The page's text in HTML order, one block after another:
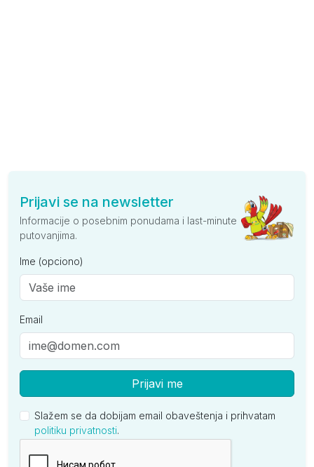
Prijavi se na newsletter
Informacije o posebnim ponudama i last-minute
putovanjima.
Ime (opciono)
Email
Prijavi me
Slažem se da dobijam email obaveštenja i prihvatam
politiku privatnosti.